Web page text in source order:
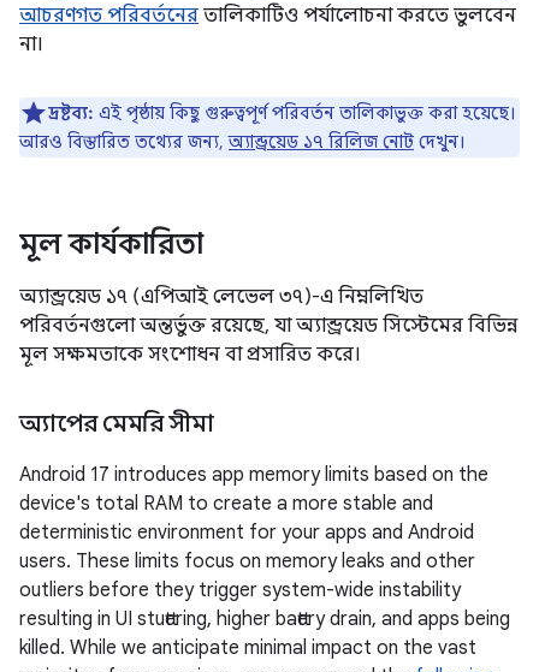
আচরণগত পরিবর্তনের তালিকাটিও পর্যালোচনা করতে ভুলবেন
না।
দ্রষ্টব্য: এই পৃষ্ঠায় কিছু গুরুত্বপূর্ণ পরিবর্তন তালিকাভুক্ত করা হয়েছে।
আরও বিস্তারিত তথ্যের জন্য,অ্যান্ড্রয়েড ১৭ রিলিজ নোট দেখুন।
মূল কার্যকারিতা
অ্যান্ড্রয়েড ১৭ (এপিআই লেভেল ৩৭)-এ নিম্নলিখিত
পরিবর্তনগুলো অন্তর্ভুক্ত রয়েছে, যা অ্যান্ড্রয়েড সিস্টেমের বিভিন্ন
মূল সক্ষমতাকে সংশোধন বা প্রসারিত করে।
অ্যাপের মেমরি সীমা
Android 17 introduces app memory limits based on the
device's total RAM to create a more stable and
deterministic environment for your apps and Android
users. These limits focus on memory leaks and other
outliers before they trigger system-wide instability
resulting in UI stuttering, higher battery drain, and apps being
killed. While we anticipate minimal impact on the vast